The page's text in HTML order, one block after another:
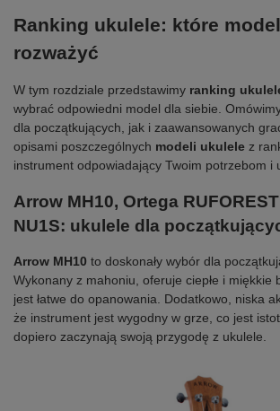
Ranking ukulele: które
rozważyć
W tym rozdziale przedstawimy ranking
wybrać odpowiedni model dla siebie.
dla początkujących, jak i zaawansowanych
opisami poszczególnych modeli ukulele z
instrument odpowiadający Twoim potrzebom i
Arrow MH10, Ortega
NU1S: ukulele dla
Arrow MH10 to doskonały wybór dla
Wykonany z mahoniu, oferuje ciepłe i miękkie
jest łatwe do opanowania. Dodatkowo, niska
że instrument jest wygodny w grze, co jest
dopiero zaczynają swoją przygodę z ukulele.